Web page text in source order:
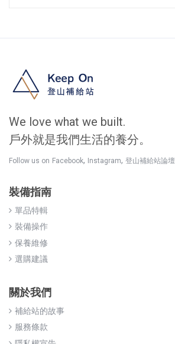
We love what we built.
戶外就是我們生活的養分。
Follow us on Facebook, Instagram, 登山補給站論壇
裝備指南
單品特輯
裝備操作
保養維修
選購建議
關於我們
補給站的故事
服務條款